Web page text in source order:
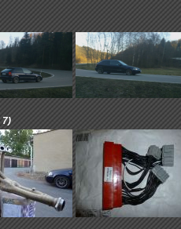
7)